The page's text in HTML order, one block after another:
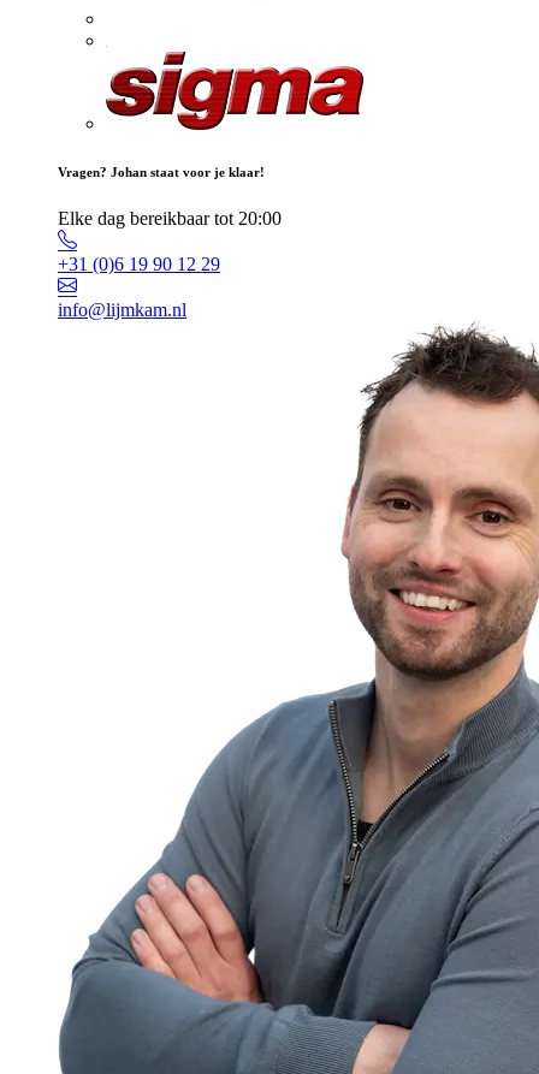
Vragen? Johan staat voor je klaar!
Elke dag bereikbaar tot 20:00
+31 (0)6 19 90 12 29
info@lijmkam.nl